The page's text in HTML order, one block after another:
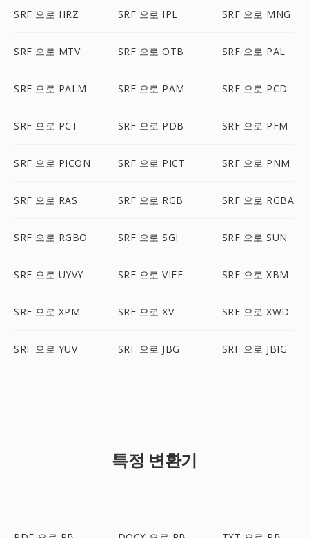
SRF 으로 HRZ SRF 으로 IPL SRF 으로 MNG
SRF 으로 MTV SRF 으로 OTB SRF 으로 PAL
SRF 으로 PALM SRF 으로 PAM SRF 으로 PCD
SRF 으로 PCT SRF 으로 PDB SRF 으로 PFM
SRF 으로 PICON SRF 으로 PICT SRF 으로 PNM
SRF 으로 RAS SRF 으로 RGB SRF 으로 RGBA
SRF 으로 RGBO SRF 으로 SGI SRF 으로 SUN
SRF 으로 UYVY SRF 으로 VIFF SRF 으로 XBM
SRF 으로 XPM SRF 으로 XV SRF 으로 XWD
SRF 으로 YUV SRF 으로 JBG SRF 으로 JBIG
특정 변환기